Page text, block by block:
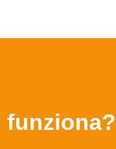
funziona?